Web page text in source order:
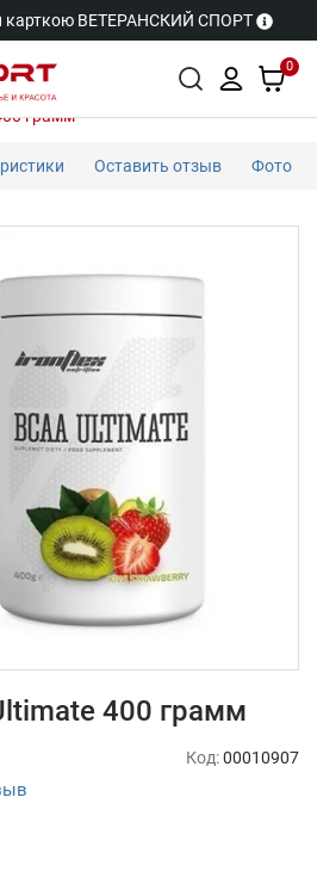
карткою ВЕТЕРАНСКИЙ СПОРТ
0
грамм
Оставить отзыв Фото
400 грамм
Код:00010907